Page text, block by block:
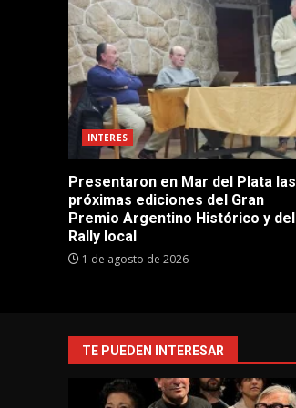
INTERES
Presentaron en Mar del Plata las
próximas ediciones del Gran
Premio Argentino Histórico y del
Rally local
1 de agosto de 2026
TE PUEDEN INTERESAR